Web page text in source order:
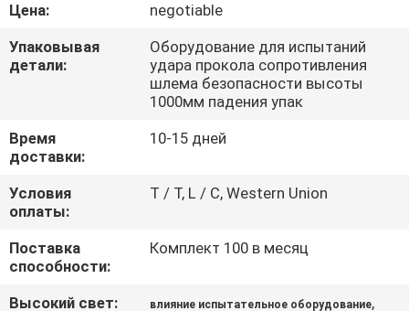
СВЯЖИТЕСЬ
МЫ
НОВОСТИ
СПРОСИТЕ
ЦИТАТУ
VR
Цена:
negotiable
Упаковывая
детали:
Оборудование для испытаний
удара прокола сопротивления
шлема безопасности высоты
1000мм падения упак
Время
доставки:
10-15 дней
Условия
оплаты:
T / T, L / C, Western Union
Поставка
способности:
Комплект 100 в месяц
Высокий свет: влияние испытательное оборудование,